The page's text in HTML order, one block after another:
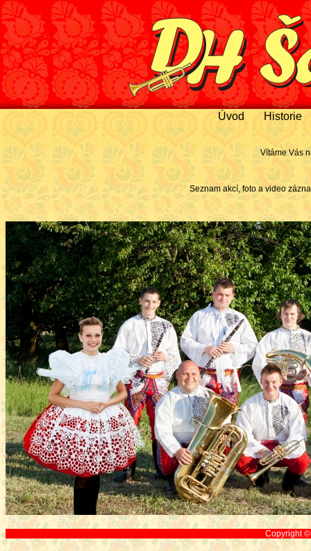
Úvod Historie
Vítáme Vás
Seznam akcí, foto a video
Copyright